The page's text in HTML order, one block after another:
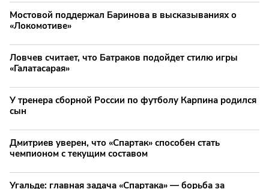
Мостовой поддержал Баринова в высказываниях о
«Локомотиве»
Ловчев считает, что Батраков подойдет стилю игры
«Галатасарая»
У тренера сборной России по футболу Карпина родился
сын
Дмитриев уверен, что «Спартак» способен стать
чемпионом с текущим составом
Угальде: главная задача «Спартака» — борьба за